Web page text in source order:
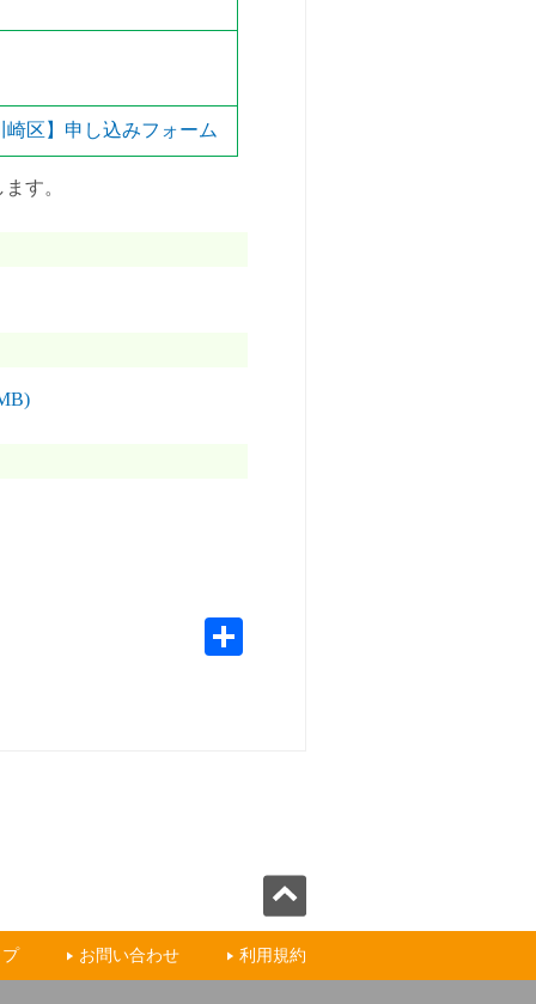
区】申し込みフォーム
す。
利用規約
お問い合わせ